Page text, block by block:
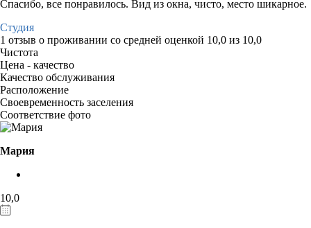
Спасибо, все понравилось. Вид из окна, чисто, место шикарное.
Студия
1 отзыв о проживании со средней оценкой 10,0 из 10,0
Чистота
Цена - качество
Качество обслуживания
Расположение
Своевременность заселения
Соответствие фото
Мария
10,0